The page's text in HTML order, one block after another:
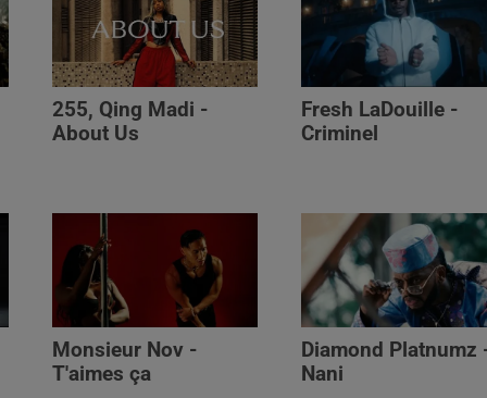
255, Qing Madi -
About Us
Fresh LaDouille -
Criminel
Monsieur Nov -
T'aimes ça
Diamond Platnumz
Nani